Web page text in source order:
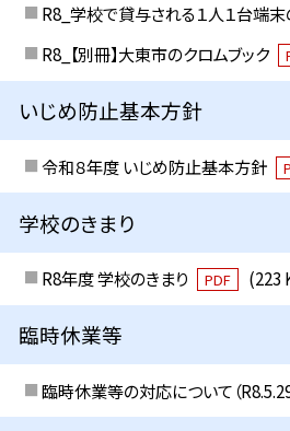
R8_学校で貸与される１人１台端
R8_【別冊】大東市のクロムブック
いじめ防止基本方針
令和８年度 いじめ防止基本方針
学校のきまり
R8年度 学校のきまり PDF (223
臨時休業等
臨時休業等の対応について（R8.5.29